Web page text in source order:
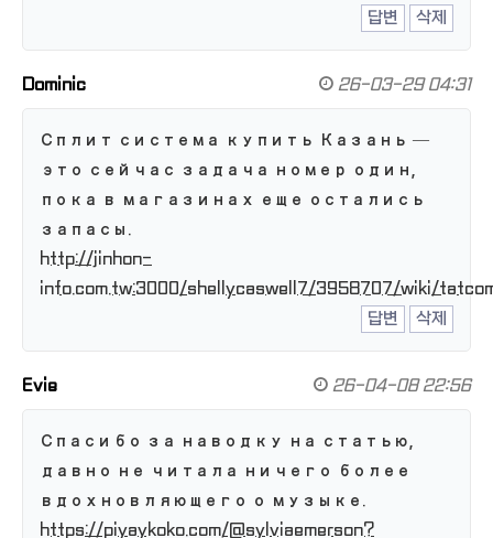
답변
삭제
Dominic 26-03-29 04:31
Сплит система купить Казань —
это сейчас задача номер один,
пока в магазинах еще остались
запасы.
http://jinhon-
info.com.tw:3000/shellycaswell7/3958707/wiki/
답변
삭제
Evie 26-04-08 22:56
Спасибо за наводку на статью,
давно не читала ничего более
вдохновляющего о музыке.
https://piyaykoko.com/@sylviaemerson?